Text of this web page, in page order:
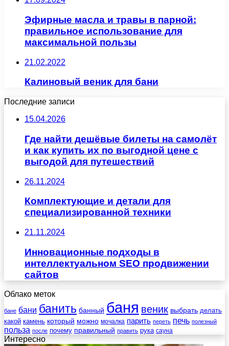
Эфирные масла и травы в парной:
правильное использование для
максимальной пользы
21.02.2022
Калиновый веник для бани
Последние записи
15.04.2026
Где найти дешёвые билеты на самолёт
и как купить их по выгодной цене с
выгодой для путешествий
26.11.2024
Комплектующие и детали для
специализированной техники
21.11.2024
Инновационные подходы в
интеллектуальном SEO продвижении
сайтов
Облако меток
бане бани банить банный баня веник выбрать делать
какой камень который можно мочалка парить переть печь полезный
польза после почему правильный править рука сауна
Интересно